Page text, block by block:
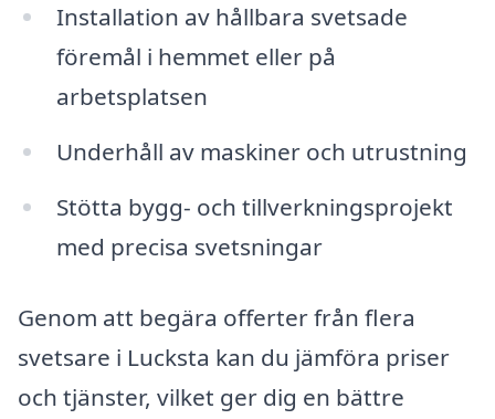
Installation av hållbara svetsade
föremål i hemmet eller på
arbetsplatsen
Underhåll av maskiner och utrustning
Stötta bygg- och tillverkningsprojekt
med precisa svetsningar
Genom att begära offerter från flera
svetsare i Lucksta kan du jämföra priser
och tjänster, vilket ger dig en bättre